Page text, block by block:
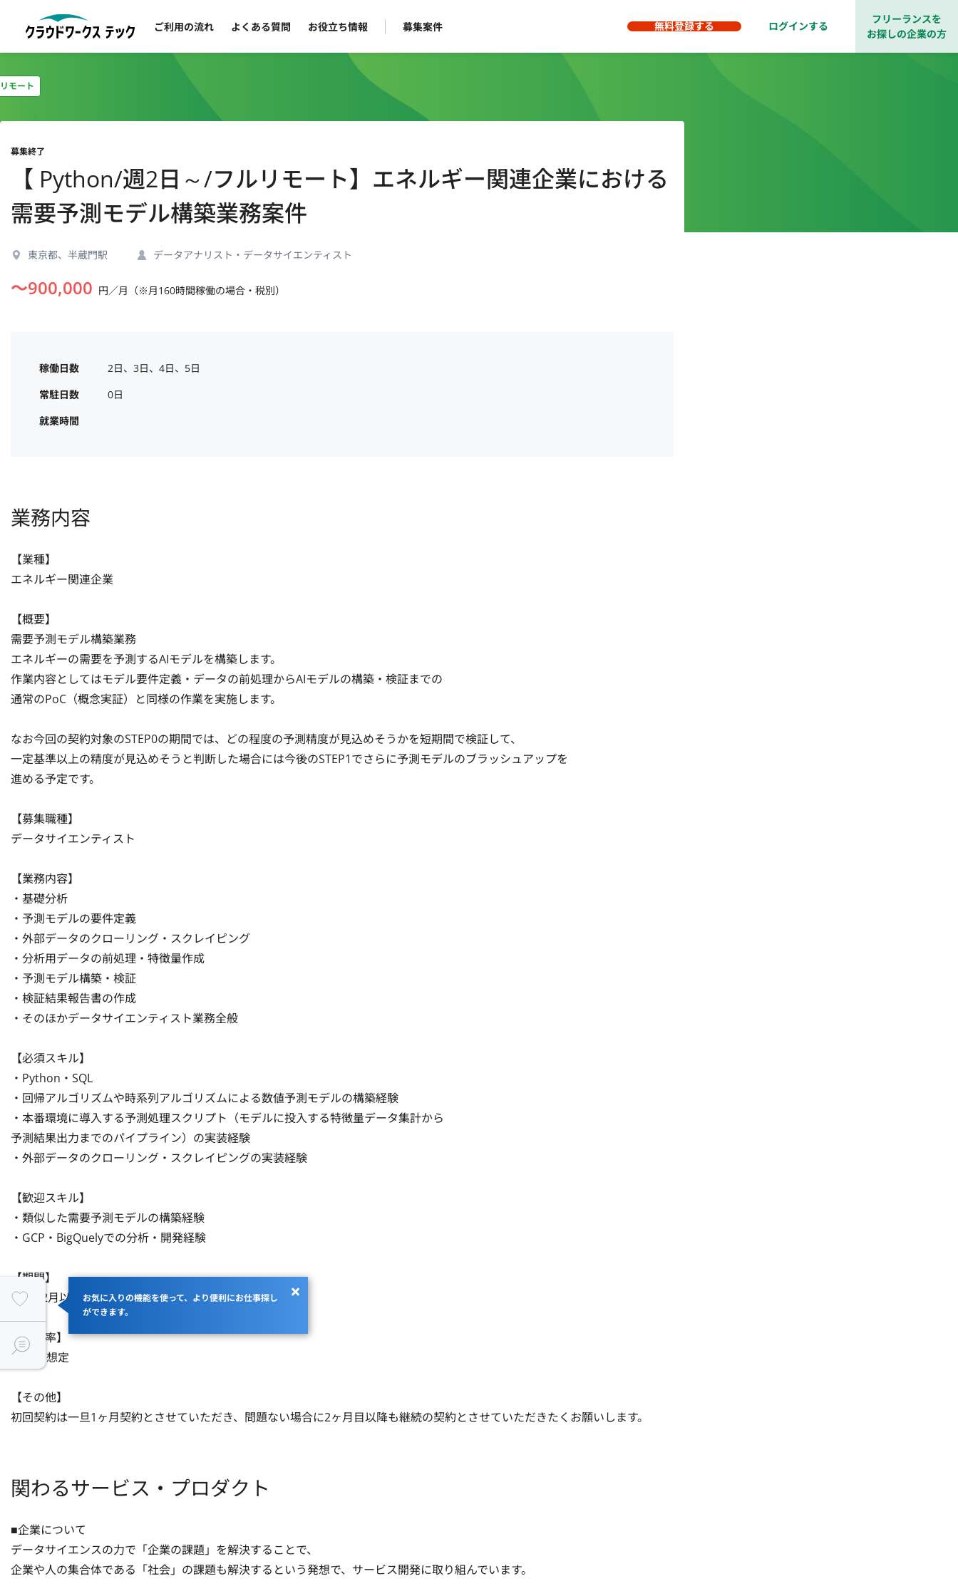
ご利用の流れ よくある質問 お役立ち情報 募集案件 無料登録する ログインする
フリーランスを
お探しの企業の方
お気に入りの機能を使って、より便利にお仕事探し
ができます。
モート
募集終了
【 Python/週2日～/フルリモート】エネルギー関連企業における
需要予測モデル構築業務案件
東京都、半蔵門駅 データアナリスト・データサイエンティスト
〜900,000 円／月（※月160時間稼働の場合・税別）
稼働日数
2日、3日、4日、5日
常駐日数
0日
就業時間
業務内容
【業種】
エネルギー関連企業
【概要】
需要予測モデル構築業務
エネルギーの需要を予測するAIモデルを構築します。
作業内容としてはモデル要件定義・データの前処理からAIモデルの構築・検証までの
通常のPoC（概念実証）と同様の作業を実施します。
なお今回の契約対象のSTEP0の期間では、どの程度の予測精度が見込めそうかを短期間で検証して、
一定基準以上の精度が見込めそうと判断した場合には今後のSTEP1でさらに予測モデルのブラッシュアップを
進める予定です。
【募集職種】
データサイエンティスト
【業務内容】
・基礎分析
・予測モデルの要件定義
・外部データのクローリング・スクレイピング
・分析用データの前処理・特徴量作成
・予測モデル構築・検証
・検証結果報告書の作成
・そのほかデータサイエンティスト業務全般
【必須スキル】
・Python・SQL
・回帰アルゴリズムや時系列アルゴリズムによる数値予測モデルの構築経験
・本番環境に導入する予測処理スクリプト（モデルに投入する特徴量データ集計から
予測結果出力までのパイプライン）の実装経験
・外部データのクローリング・スクレイピングの実装経験
【歓迎スキル】
・類似した需要予測モデルの構築経験
・GCP・BigQuelyでの分析・開発経験
【期間】
25年12月以降〜約2.5ヶ月の予定
【稼働率】
50％の想定
【その他】
初回契約は一旦1ヶ月契約とさせていただき、問題ない場合に2ヶ月目以降も継続の契約とさせていただきたくお願いします。
関わるサービス・プロダクト
■企業について
データサイエンスの力で「企業の課題」を解決することで、
企業や人の集合体である「社会」の課題も解決するという発想で、サービス開発に取り組んでいます。